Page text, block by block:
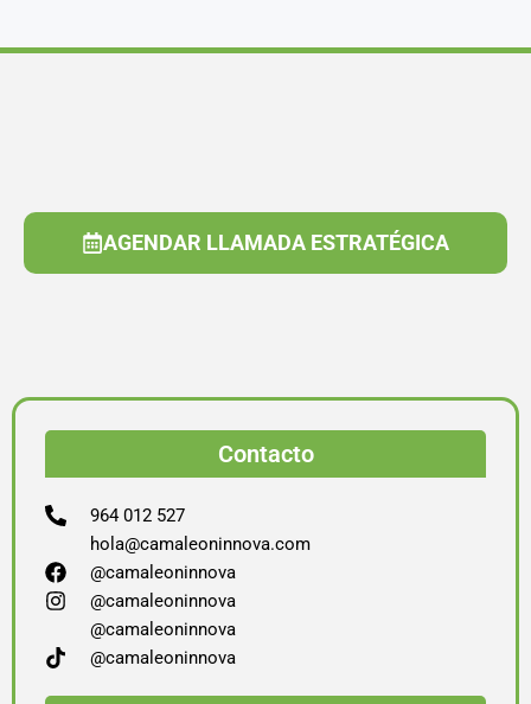
AGENDAR LLAMADA ESTRATÉGICA
Contacto
964 012 527
hola@camaleoninnova.com
@camaleoninnova
@camaleoninnova
@camaleoninnova
@camaleoninnova